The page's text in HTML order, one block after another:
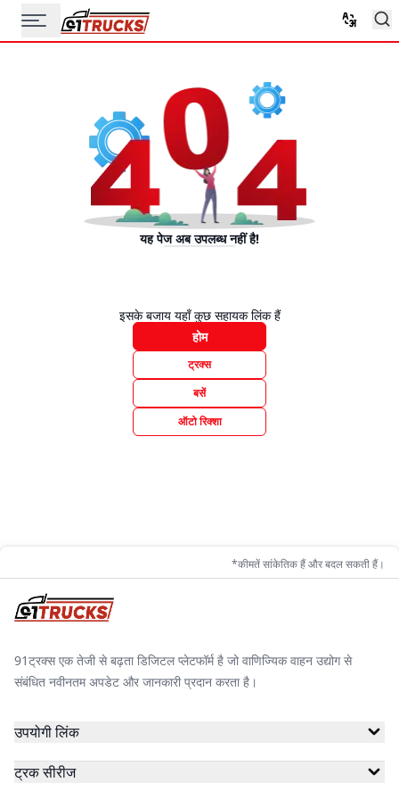
यह पेज अब उपलब्ध नहीं है!
इसके बजाय यहाँ कुछ सहायक लिंक हैं
होम
ट्रक्स
बसें
ऑटो रिक्शा
*कीमतें सांकेतिक हैं और बदल सकती हैं।
91ट्रक्स एक तेजी से बढ़ता डिजिटल प्लेटफॉर्म है जो वाणिज्यिक वाहन उद्योग से
संबंधित नवीनतम अपडेट और जानकारी प्रदान करता है।
उपयोगी लिंक
ट्रक सीरीज